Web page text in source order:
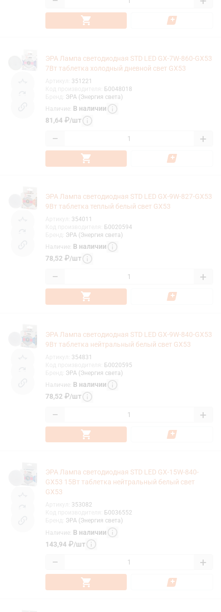
ЭРА Лампа светодиодная STD LED GX-7W-860-GX53
7Вт таблетка холодный дневной свет GX53
351221
Б0048018
ЭРА (Энергия света)
Наличие: В наличии
81,64 ₽/шт
− +
ЭРА Лампа светодиодная STD LED GX-9W-827-GX53
9Вт таблетка теплый белый свет GX53
354011
Б0020594
ЭРА (Энергия света)
Наличие: В наличии
78,52 ₽/шт
− +
ЭРА Лампа светодиодная STD LED GX-9W-840-GX53
9Вт таблетка нейтральный белый свет GX53
354831
Б0020595
ЭРА (Энергия света)
Наличие: В наличии
78,52 ₽/шт
− +
ЭРА Лампа светодиодная STD LED GX-15W-840-
GX53 15Вт таблетка нейтральный белый свет
GX53
353082
Б0036552
ЭРА (Энергия света)
Наличие: В наличии
143,94 ₽/шт
− +